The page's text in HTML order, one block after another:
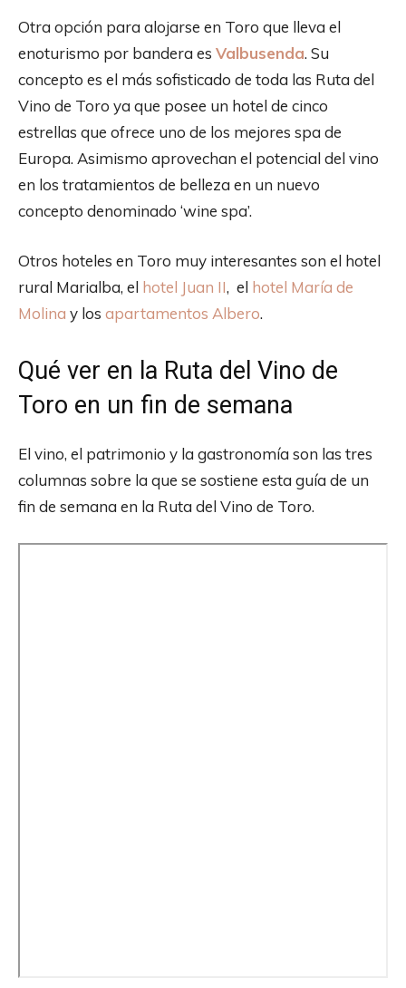
Otra opción para alojarse en Toro que lleva el
enoturismo por bandera es Valbusenda. Su
concepto es el más sofisticado de toda las Ruta del
Vino de Toro ya que posee un hotel de cinco
estrellas que ofrece uno de los mejores spa de
Europa. Asimismo aprovechan el potencial del vino
en los tratamientos de belleza en un nuevo
concepto denominado ‘wine spa’.
Otros hoteles en Toro muy interesantes son el hotel
rural Marialba, el hotel Juan II, el hotel María de
Molina y los apartamentos Albero.
Qué ver en la Ruta del Vino de
Toro en un fin de semana
El vino, el patrimonio y la gastronomía son las tres
columnas sobre la que se sostiene esta guía de un
fin de semana en la Ruta del Vino de Toro.